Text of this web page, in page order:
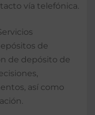
vía telefónica.
de
de depósito de
así como